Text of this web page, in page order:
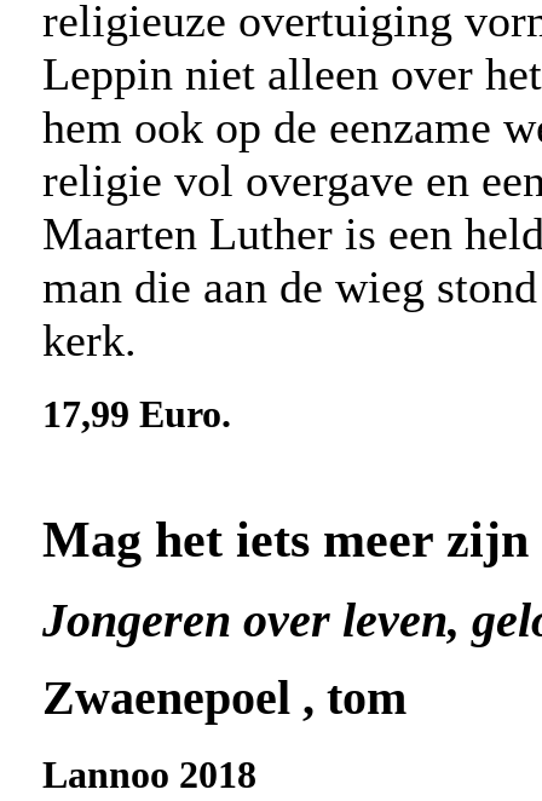
religieuze overtuiging
Leppin niet alleen over
hem ook op de eenzame
religie vol overgave en
Maarten Luther is een
man die aan de wieg
kerk.
17,99 Euro.
Mag het iets meer zijn
Jongeren over leven,
Zwaenepoel , tom
Lannoo 2018